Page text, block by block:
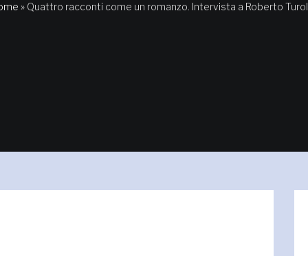
» Quattro racconti come un romanzo. Intervista a Roberto